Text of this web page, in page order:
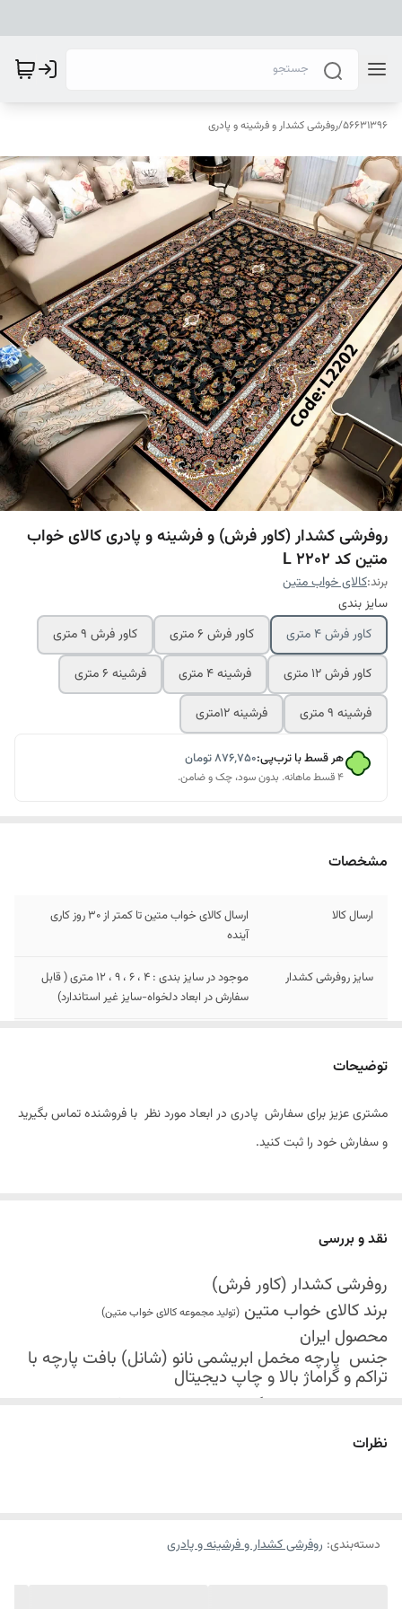
56631396
/روفرشی کشدار و فرشینه و پادری
روفرشی کشدار (کاور فرش) و فرشینه و پادری کالای خواب
متین کد L 2202
برند:کالای خواب متین
سایز بندی
کاور فرش 4 متری
کاور فرش 6 متری
کاور فرش 9 متری
کاور فرش 12 متری
فرشینه 4 متری
فرشینه 6 متری
فرشینه 9 متری
فرشینه 12متری
هر قسط با ترب‌پی:۸۷۶٬۷۵۰تومان
۴ قسط ماهانه. بدون سود، چک و ضامن.
مشخصات
ارسال کالا
ارسال کالای خواب متین تا کمتر از 30 روز کاری
آینده
سایز روفرشی کشدار
موجود در سایز بندی : 4 ، 6 ، 9 ، 12 متری ( قابل
سفارش در ابعاد دلخواه-سایز غیر استاندارد)
توضیحات
مشتری عزیز برای سفارش پادری در ابعاد مورد نظر با فروشنده تماس بگیرید
و سفارش خود را ثبت کنید.
نقد و بررسی
روفرشی کشدار (کاور فرش)
برند کالای خواب متین (تولید مجموعه کالای خواب متین)
محصول ایران
جنس پارچه مخمل ابریشمی نانو (شانل) بافت پارچه با
تراکم و گراماژ بالا و چاپ دیجیتال
کش دوزی در چهار گوشه محصول جهت فیکس شدن
قابل شستشو
ابعاد 4 متری : 150*225 سانتیمتر
نظرات
دسته‌بندی: روفرشی کشدار و فرشینه و پادری